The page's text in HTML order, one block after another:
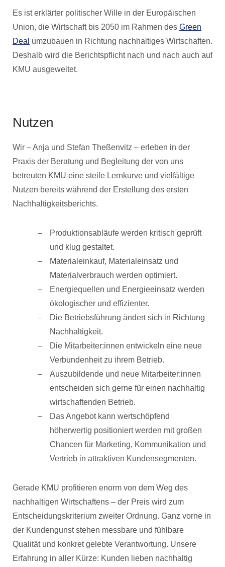
Es ist erklärter politischer Wille in der Europäischen
Union, die Wirtschaft bis 2050 im Rahmen des Green
Deal umzubauen in Richtung nachhaltiges Wirtschaften.
Deshalb wird die Berichtspflicht nach und nach auch auf
KMU ausgeweitet.
Nutzen
Wir – Anja und Stefan Theßenvitz – erleben in der
Praxis der Beratung und Begleitung der von uns
betreuten KMU eine steile Lernkurve und vielfältige
Nutzen bereits während der Erstellung des ersten
Nachhaltigkeitsberichts.
Produktionsabläufe werden kritisch geprüft
und klug gestaltet.
Materialeinkauf, Materialeinsatz und
Materialverbrauch werden optimiert.
Energiequellen und Energieeinsatz werden
ökologischer und effizienter.
Die Betriebsführung ändert sich in Richtung
Nachhaltigkeit.
Die Mitarbeiter:innen entwickeln eine neue
Verbundenheit zu ihrem Betrieb.
Auszubildende und neue Mitarbeiter:innen
entscheiden sich gerne für einen nachhaltig
wirtschaftenden Betrieb.
Das Angebot kann wertschöpfend
höherwertig positioniert werden mit großen
Chancen für Marketing, Kommunikation und
Vertrieb in attraktiven Kundensegmenten.
Gerade KMU profitieren enorm von dem Weg des
nachhaltigen Wirtschaftens – der Preis wird zum
Entscheidungskriterium zweiter Ordnung. Ganz vorne in
der Kundengunst stehen messbare und fühlbare
Qualität und konkret gelebte Verantwortung. Unsere
Erfahrung in aller Kürze: Kunden lieben nachhaltig